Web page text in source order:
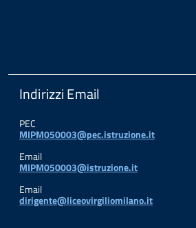
Indirizzi Email
PEC
MIPM050003@pec.istruzione.it
Email
MIPM050003@istruzione.it
Email
dirigente@liceovirgiliomilano.it